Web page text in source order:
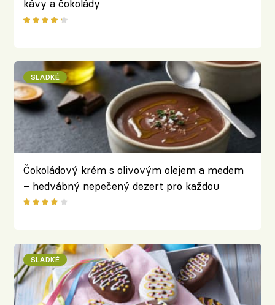
kávy a čokolády
SLADKÉ
Čokoládový krém s olivovým olejem a medem
– hedvábný nepečený dezert pro každou
příležitost
SLADKÉ